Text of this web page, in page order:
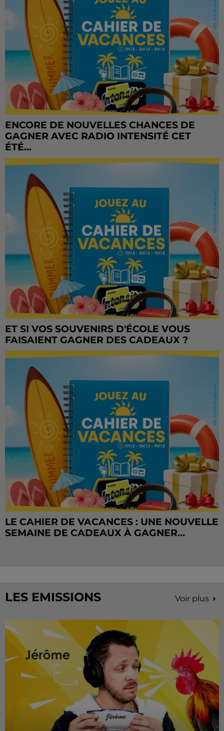
ENCORE DE NOUVELLES CHANCES DE
GAGNER AVEC RADIO INTENSITÉ CET
ÉTÉ...
ET SI VOS SOUVENIRS D'ÉCOLE VOUS
FAISAIENT GAGNER DES CADEAUX ?
LE CAHIER DE VACANCES : UNE NOUVELLE
SEMAINE DE CADEAUX À GAGNER...
LES EMISSIONS Voir plus